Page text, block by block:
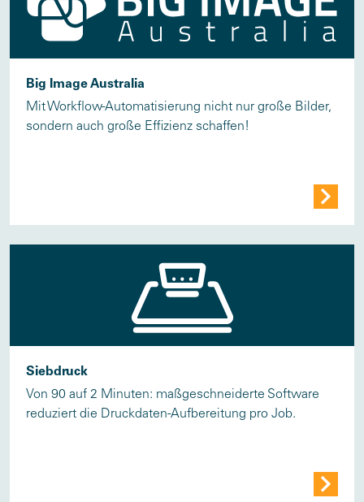
Big Image Australia
Mit Workflow-Automatisierung nicht nur große Bilder,
sondern auch große Effizienz schaffen!
Siebdruck
Von 90 auf 2 Minuten: maßgeschneiderte Software
reduziert die Druckdaten-Aufbereitung pro Job.